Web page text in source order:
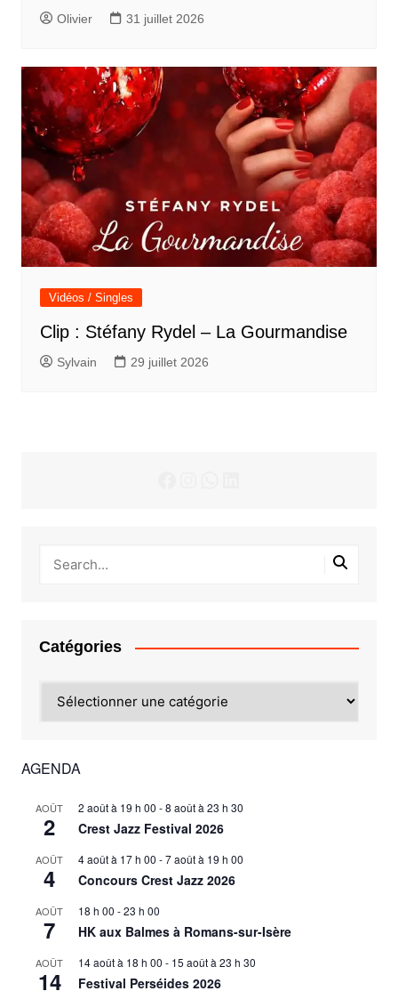
Olivier 31 juillet 2026
Vidéos / Singles
Clip : Stéfany Rydel – La Gourmandise
Sylvain 29 juillet 2026
Catégories
AGENDA
AOÛT
2
2 août à 19 h 00 -8 août à 23 h 30
Crest Jazz Festival 2026
AOÛT
4
4 août à 17 h 00 -7 août à 19 h 00
Concours Crest Jazz 2026
AOÛT
7
18 h 00 -23 h 00
HK aux Balmes à Romans-sur-Isère
AOÛT
14
14 août à 18 h 00 - 15 août à 23 h 30
Festival Perséides 2026